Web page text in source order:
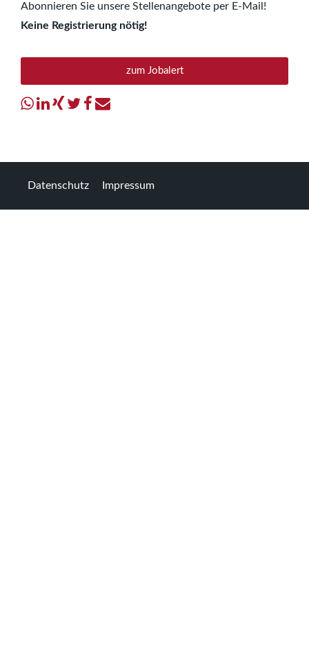
Abonnieren Sie unsere Stellenangebote per E-Mail!
Keine Registrierung nötig!
zum Jobalert
Datenschutz Impressum